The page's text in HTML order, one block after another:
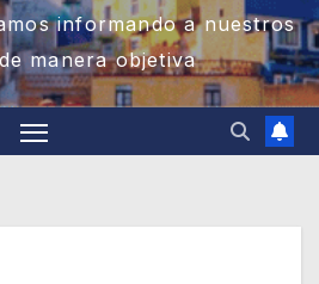
informando a nuestros
manera objetiva